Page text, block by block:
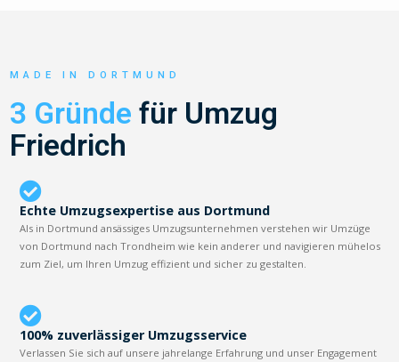
MADE IN DORTMUND
3 Gründe für Umzug
Friedrich
Echte Umzugsexpertise aus Dortmund
Als in Dortmund ansässiges Umzugsunternehmen verstehen wir Umzüge
von Dortmund nach Trondheim wie kein anderer und navigieren mühelos
zum Ziel, um Ihren Umzug effizient und sicher zu gestalten.
100% zuverlässiger Umzugsservice
Verlassen Sie sich auf unsere jahrelange Erfahrung und unser Engagement